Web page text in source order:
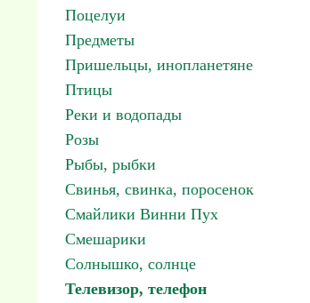
Поцелуи
Предметы
Пришельцы, инопланетяне
Птицы
Реки и водопады
Розы
Рыбы, рыбки
Свинья, свинка, поросенок
Смайлики Винни Пух
Смешарики
Солнышко, солнце
Телевизор, телефон